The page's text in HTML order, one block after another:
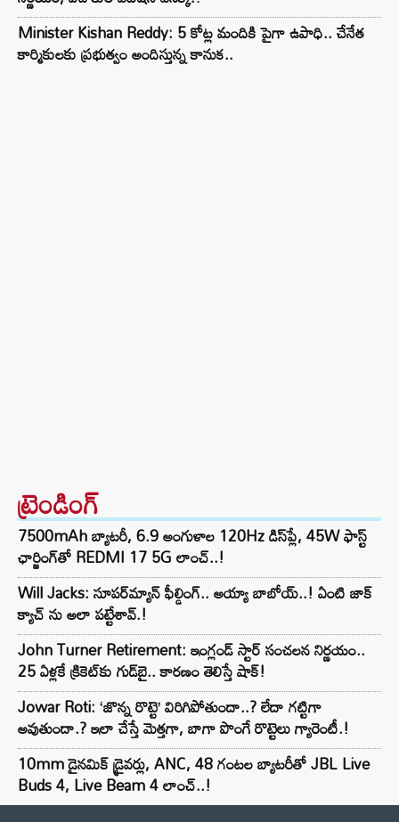
Minister Kishan Reddy: 5 కోట్ల మందికి పైగా ఉపాధి.. చేనేత
కార్మికులకు ప్రభుత్వం అందిస్తున్న కానుక..
ట్రెండింగ్‌
7500mAh బ్యాటరీ, 6.9 అంగుళాల 120Hz డిస్‌ప్లే, 45W ఫాస్ట్
ఛార్జింగ్‌తో REDMI 17 5G లాంచ్..!
Will Jacks: సూపర్‌మ్యాన్ ఫీల్డింగ్.. అయ్యా బాబోయ్..! ఏంటి జాక్
క్యాచ్ ను అలా పట్టేశావ్.!
John Turner Retirement: ఇంగ్లండ్ స్టార్ సంచలన నిర్ణయం..
25 ఏళ్లకే క్రికెట్‌కు గుడ్‌బై.. కారణం తెలిస్తే షాక్!
Jowar Roti: ‘జొన్న రొట్టె’ విరిగిపోతుందా..? లేదా గట్టిగా
అవుతుందా.? ఇలా చేస్తే మెత్తగా, బాగా పొంగే రొట్టెలు గ్యారెంటీ.!
10mm డైనమిక్ డ్రైవర్లు, ANC, 48 గంటల బ్యాటరీతో JBL Live
Buds 4, Live Beam 4 లాంచ్..!